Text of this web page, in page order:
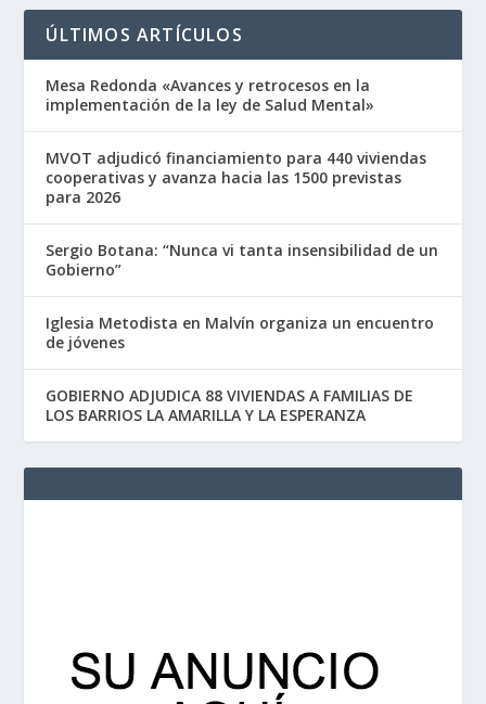
ÚLTIMOS ARTÍCULOS
Mesa Redonda «Avances y retrocesos en la
implementación de la ley de Salud Mental»
MVOT adjudicó financiamiento para 440 viviendas
cooperativas y avanza hacia las 1500 previstas
para 2026
Sergio Botana: “Nunca vi tanta insensibilidad de un
Gobierno”
Iglesia Metodista en Malvín organiza un encuentro
de jóvenes
GOBIERNO ADJUDICA 88 VIVIENDAS A FAMILIAS DE
LOS BARRIOS LA AMARILLA Y LA ESPERANZA